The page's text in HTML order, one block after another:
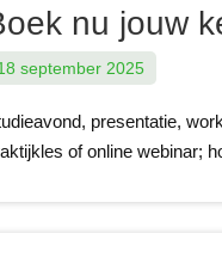
nu jouw
september 2025
presentatie,
of online webinar;